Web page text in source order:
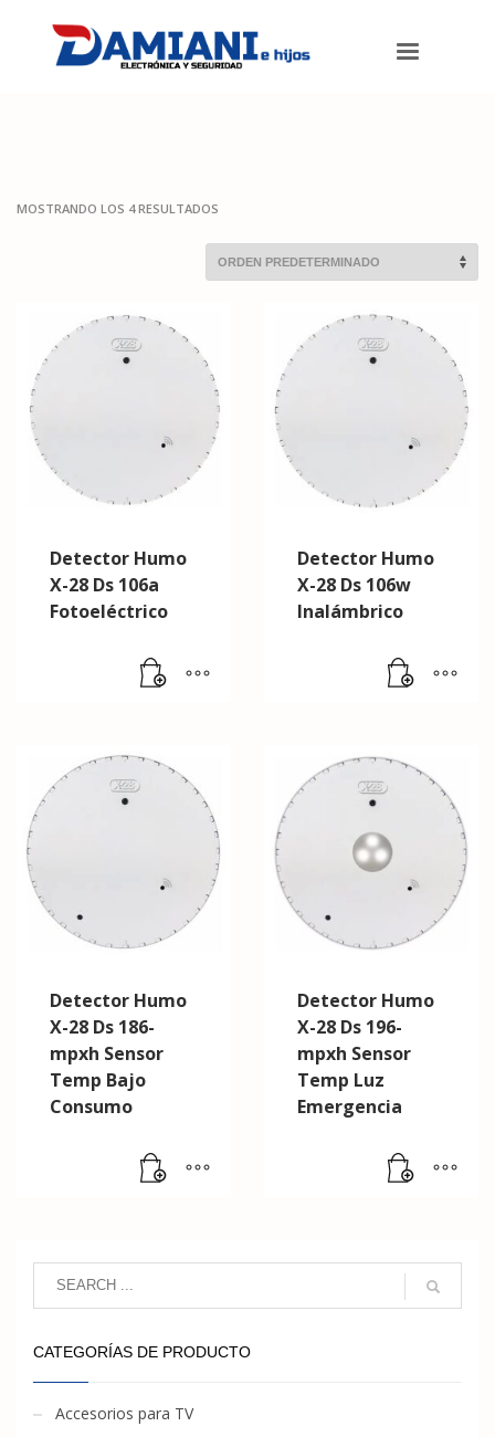
MOSTRANDO LOS 4 RESULTADOS
Detector Humo
X-28 Ds 106a
Fotoeléctrico
Detector Humo
X-28 Ds 106w
Inalámbrico
Detector Humo
X-28 Ds 186-
mpxh Sensor
Temp Bajo
Consumo
Detector Humo
X-28 Ds 196-
mpxh Sensor
Temp Luz
Emergencia
CATEGORÍAS DE PRODUCTO
Accesorios para TV